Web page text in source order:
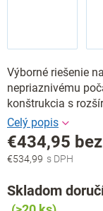
Výborné riešenie
nepriaznivému
konštrukcia s
€534,99
€434,95
Jednotková
Skladom